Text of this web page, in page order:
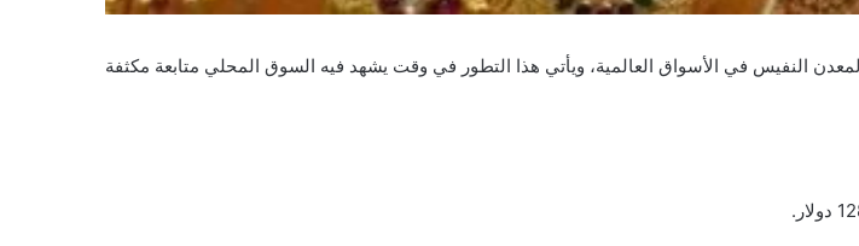
النفيس في الأسواق العالمية، ويأتي هذا التطور في وقت يشهد فيه السوق المحلي متابعة مكثفة